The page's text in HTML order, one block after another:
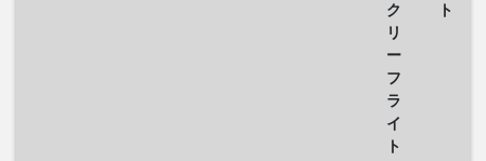
ク
リ
ー
フ
ラ
イ
ト
ト